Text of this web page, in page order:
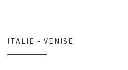
ITALIE - VENISE